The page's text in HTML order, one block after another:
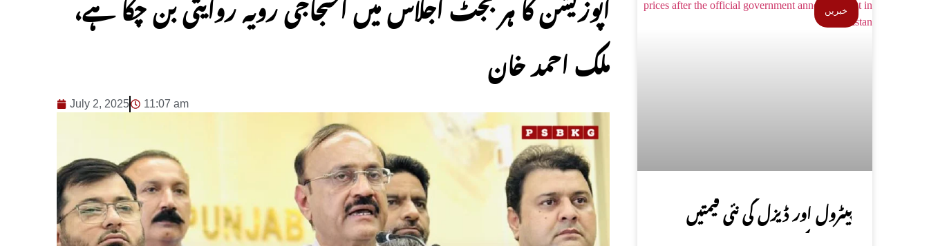
اپوزیشن کا ہر بجٹ اجلاس میں احتجاجی رویہ روایتی بن چکا ہے،
ملک احمد خان
July 2, 2025 11:07 am
خبریں
پیٹرول اور ڈیزل کی نئی قیمتیں